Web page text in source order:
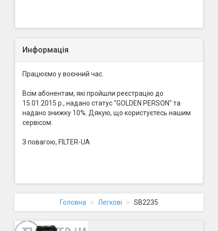
Информація
Працюємо у воєнний час.
Всім абонентам, які пройшли реєстрацію до
15.01.2015 р., надано статус "GOLDEN PERSON" та
надано знижку 10%. Дякую, що користуєтесь нашим
сервісом.
З повагою, FILTER-UA
Головна Легкові SB2235